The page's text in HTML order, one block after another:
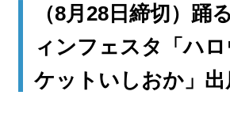
（8月28日締切）踊
ィンフェスタ「ハ
ケットいしおか」出